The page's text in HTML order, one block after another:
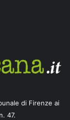
di Firenze ai
47.